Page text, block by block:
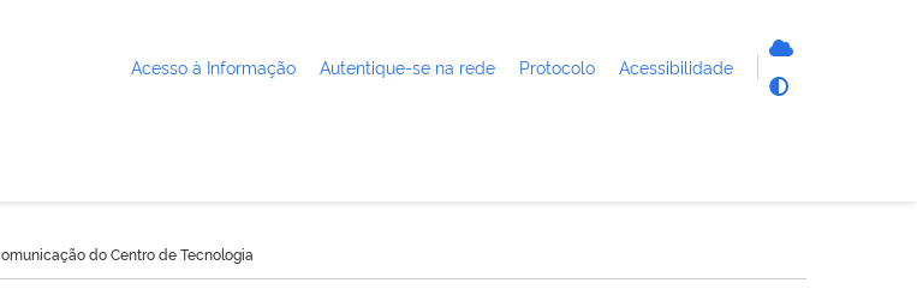
Acesso à Informação Autentique-se na rede Protocolo Acessibilidade
do Centro de Tecnologia